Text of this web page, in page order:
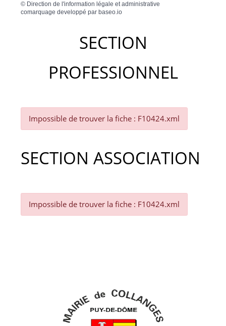
© Direction de l'information légale et administrative
comarquage developpé par baseo.io
SECTION
PROFESSIONNEL
Impossible de trouver la fiche : F10424.xml
SECTION ASSOCIATION
Impossible de trouver la fiche : F10424.xml